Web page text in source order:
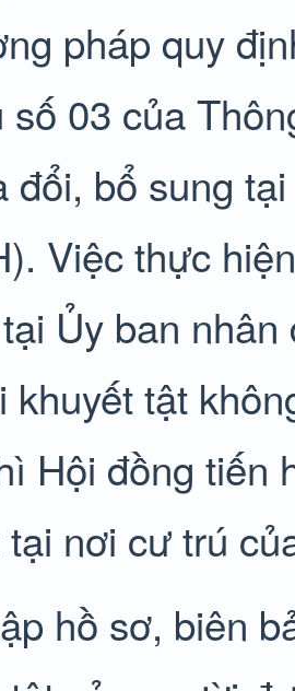
pháp quy
số 03 của
đổi, bổ sung
Việc thực
Ủy ban
khuyết tật
Hội đồng tiến
nơi cư trú
hồ sơ, biên